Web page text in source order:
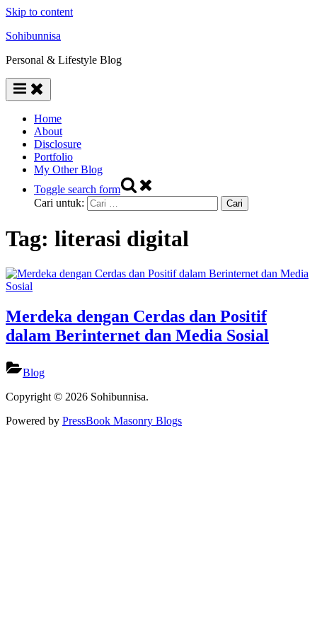
Skip to content
Sohibunnisa
Personal & Lifestyle Blog
Home
About
Disclosure
Portfolio
My Other Blog
Toggle search form
Cari untuk:
Tag: literasi digital
Merdeka dengan Cerdas dan Positif
dalam Berinternet dan Media Sosial
Blog
Copyright © 2026 Sohibunnisa.
Powered by PressBook Masonry Blogs